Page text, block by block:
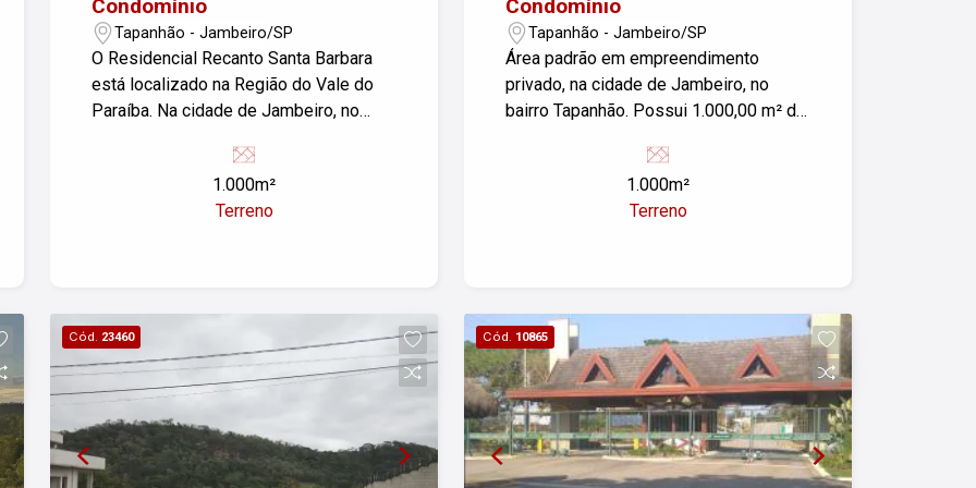
Condomínio
Tapanhão - Jambeiro/SP
O Residencial Recanto Santa Barbara
está localizado na Região do Vale do
Paraíba. Na cidade de Jambeiro, no
1.000,00 metros quadrados e portaria
piscina adulto e infantil, quadra
lago com peixes para pesca esportiva
e lago com cascatas.
1.000m²
Terreno
Condomínio
Tapanhão - Jambeiro/SP
Área padrão em empreendimento
privado, na cidade de Jambeiro, no
bairro Tapanhão. Possui 1.000,00 m² de
1.000m²
Terreno
Cód. 23460 Cód. 10865